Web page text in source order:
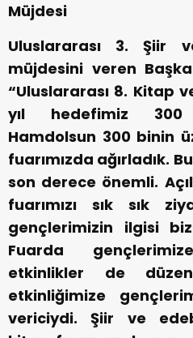
Müjdesi
Uluslararası 3. Şiir
müjdesini veren
“Uluslararası 8. Kitap
yıl hedefimiz
Hamdolsun 300 binin
fuarımızda ağırladık.
son derece önemli.
fuarımızı sık sık
gençlerimizin ilgisi
Fuarda
etkinlikler de
etkinliğimize
vericiydi. Şiir ve